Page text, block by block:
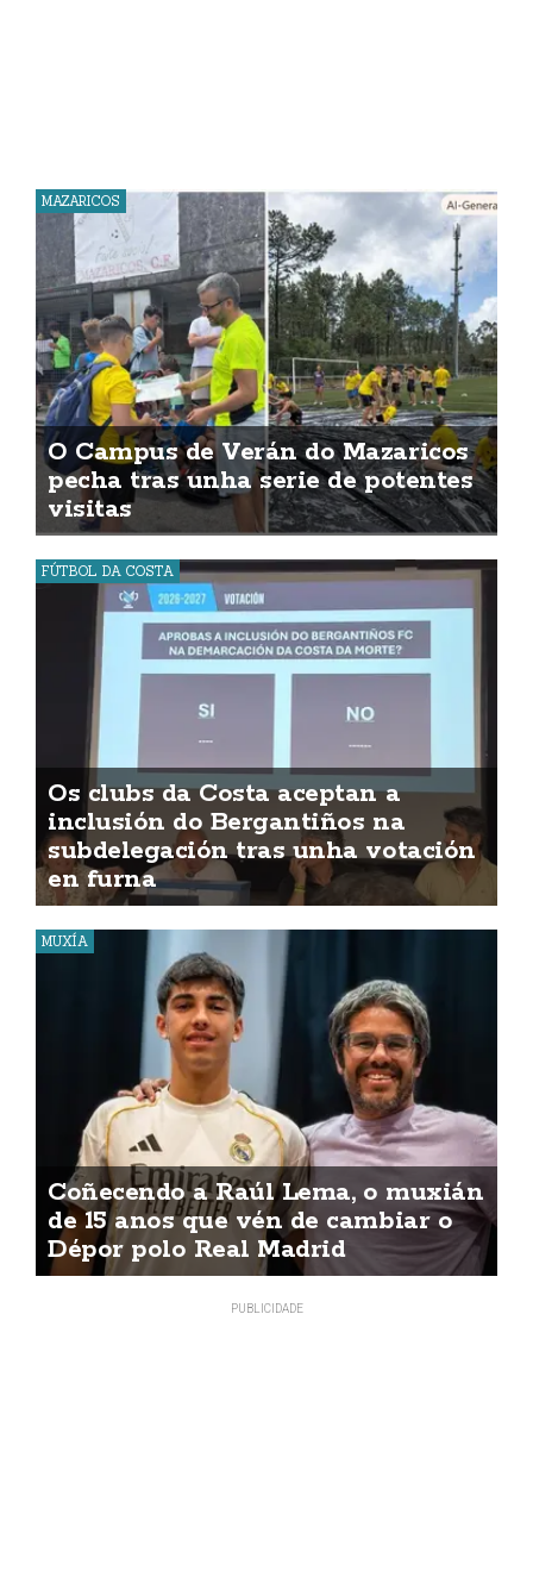
MAZARICOS
O Campus de Verán do Mazaricos
pecha tras unha serie de potentes
visitas
FÚTBOL DA COSTA
Os clubs da Costa aceptan a
inclusión do Bergantiños na
subdelegación tras unha votación
en furna
MUXÍA
Coñecendo a Raúl Lema, o muxián
de 15 anos que vén de cambiar o
Dépor polo Real Madrid